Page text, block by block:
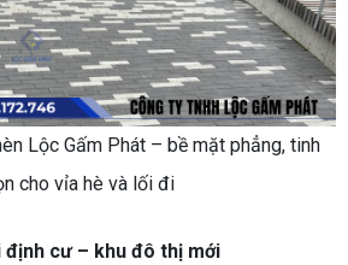
Lộc Gấm Phát – bề mặt phẳng, tinh
cho vỉa hè và lối đi
định cư – khu đô thị mới